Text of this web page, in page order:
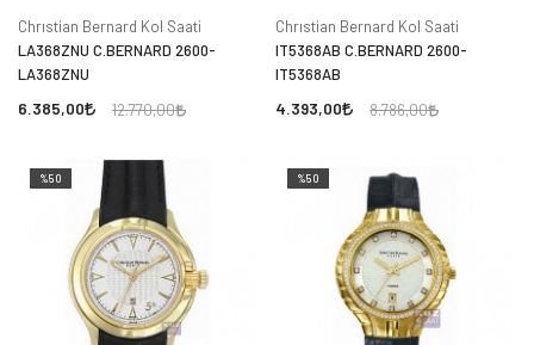
Chrıstian Bernard Kol Saati
LA368ZNU C.BERNARD 2600-
LA368ZNU
6.385,00 12.770,00
Chrıstian Bernard Kol Saati
IT5368AB C.BERNARD 2600-
IT5368AB
4.393,00 8.786,00
%50 %50